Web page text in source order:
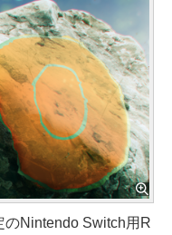
Nintendo Switch用R